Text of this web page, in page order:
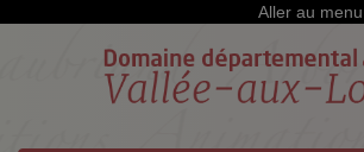
Aller au menu
Cookies et traceurs utilisés sur ce site